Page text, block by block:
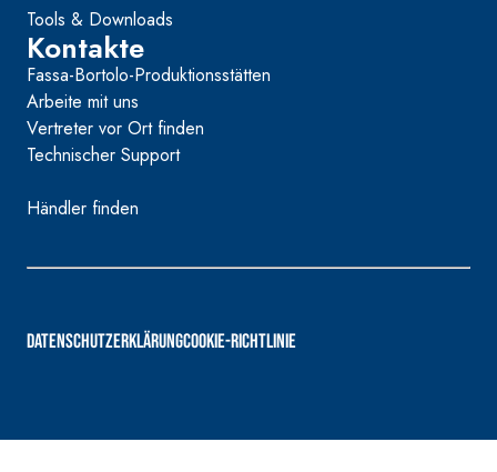
Tools & Downloads
Kontakte
Fassa-Bortolo-Produktionsstätten
Arbeite mit uns
Vertreter vor Ort finden
Technischer Support
Händler finden
DATENSCHUTZERKLÄRUNGCOOKIE-RICHTLINIE